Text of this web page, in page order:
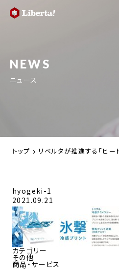
NEWS
ニュース
トップ リベルタが推進する「ヒ
hyogeki-1
2021.09.21
カテゴリー
その他
商品・サービス